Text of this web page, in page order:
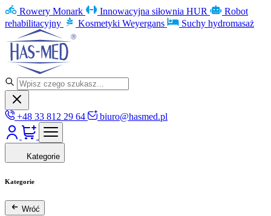
Rowery Monark Innowacyjna siłownia HUR
Robot
rehabilitacyjny
Kosmetyki Weyergans Suchy hydromasaż
+48 33 812 29 64 biuro@hasmed.pl
Kategorie
Kategorie
Wróć